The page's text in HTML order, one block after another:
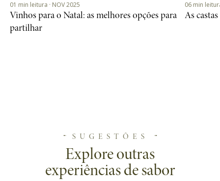
Vinhos para o Natal: as melhores opções para
partilhar
01 min leitura · NOV 2025
As
06 min
SUGESTÕES
Explore outras
experiências de sabor